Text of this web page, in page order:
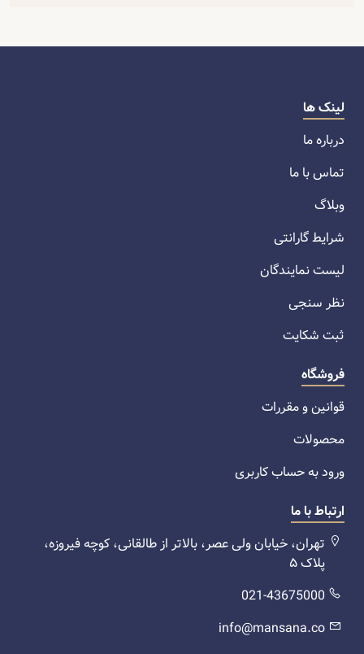
لینک ها
درباره ما
تماس با ما
وبلاگ
شرایط گارانتی
لیست نمایندگان
نظر سنجی
ثبت شکایت
فروشگاه
قوانین و مقررات
محصولات
ورود به حساب کاربری
ارتباط با ما
تهران، خیابان ولی عصر، بالاتر از طالقانی، کوچه فیروزه،
پلاک ۵
021-43675000
info@mansana.co